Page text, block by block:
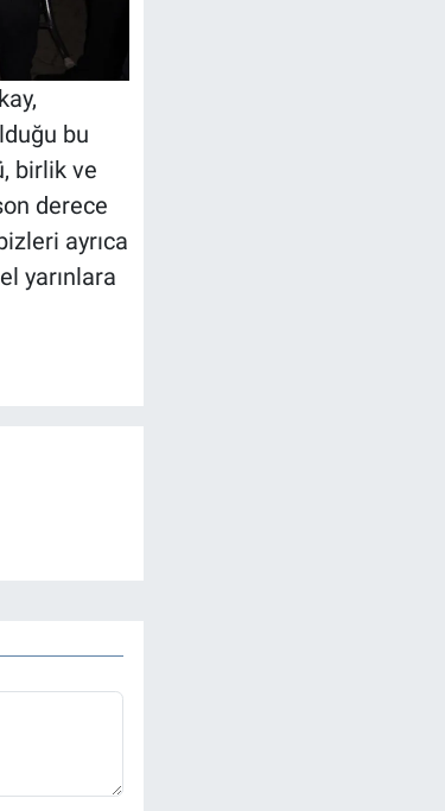
bu
birlik ve
derece
ayrıca
yarınlara